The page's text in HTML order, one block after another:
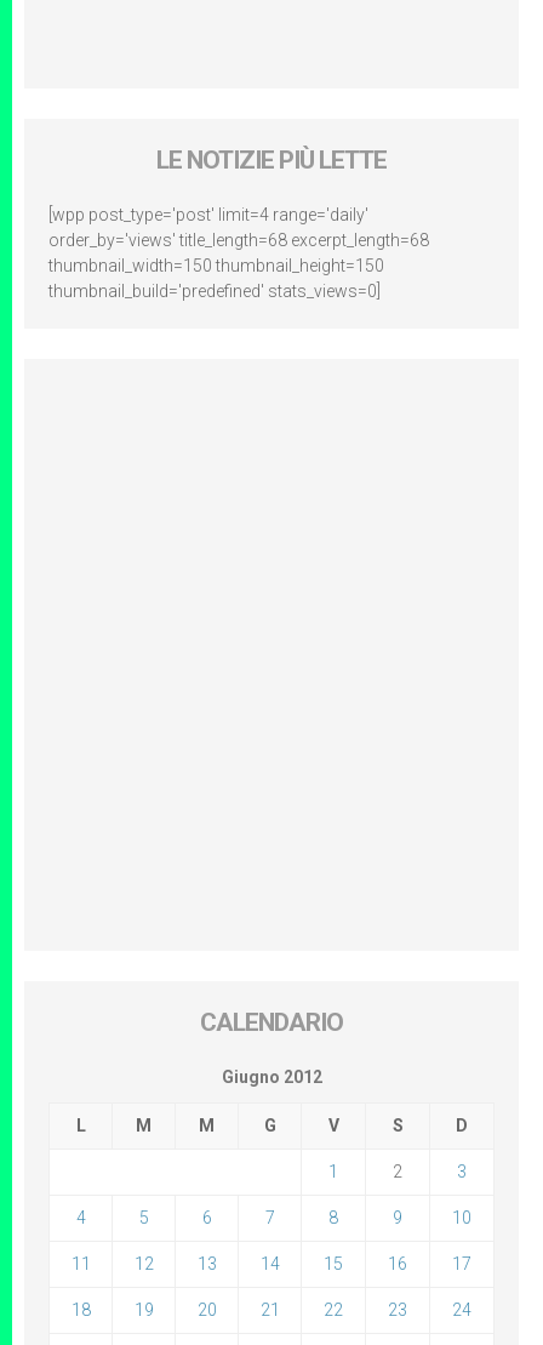
LE NOTIZIE PIÙ LETTE
[wpp post_type='post' limit=4 range='daily'
order_by='views' title_length=68 excerpt_length=68
thumbnail_width=150 thumbnail_height=150
thumbnail_build='predefined' stats_views=0]
CALENDARIO
Giugno 2012
L M M G V S D
1 2 3
4 5 6 7 8 9 10
11 12 13 14 15 16 17
18 19 20 21 22 23 24